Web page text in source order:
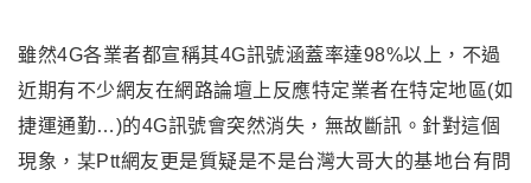
雖然4G各業者都宣稱其4G訊號涵蓋率達98%以上 ， 不過
近期有不少網友在網路論壇上反應特定業者在特定地區(如
捷運通勤…)的4G訊號會突然消失 ， 無故斷訊。針對這個
現象 ， 某Ptt網友更是質疑是不是台灣大哥大的基地台有問